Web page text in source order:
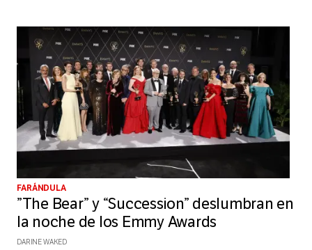
FARÁNDULA
”The Bear” y “Succession” deslumbran en
la noche de los Emmy Awards
DARINE WAKED